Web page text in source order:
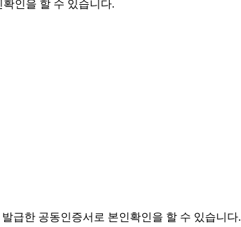
확인을 할 수 있습니다.
급한 공동인증서로 본인확인을 할 수 있습니다.